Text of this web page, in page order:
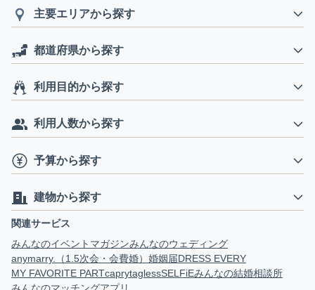
主要エリアから探す
都道府県から探す
利用目的から探す
利用人数から探す
予算から探す
建物から探す
関連サービス
みんなのイベントマガジンみんなのウェディング
anymarry.（1.5次会・会費婚） 婚姻届DRESS EVERY
MY FAVORITE PARTcaprytaglessSELFiEみんなの結婚相談所